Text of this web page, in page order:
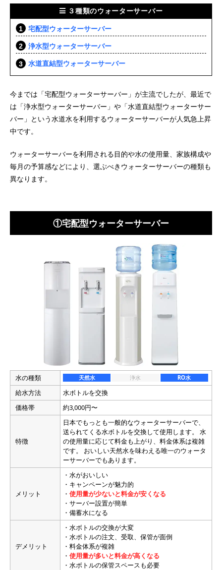
３種類のウォーターサーバー
宅配型ウォーターサーバー
浄水型ウォーターサーバー
水道直結型ウォーターサーバー
今までは「宅配型ウォーターサーバー」が主流でしたが、最近で
は「浄水型ウォーターサーバー」や「水道直結型ウォーターサー
バー」という水道水を利用するウォーターサーバーが人気急上昇
中です。
ウォーターサーバーを利用される目的や水の使用量、家族構成や
毎月の予算感などにより、選ぶべきウォーターサーバーの種類も
異なります。
①宅配型ウォーターサーバー
水の種類 天然水 浄水 RO水
給水方法
水ボトルを交換
価格帯
約3,000円〜
特徴
日本でもっとも一般的なウォーターサーバーで、
送られてくる水ボトルを交換して使用します。 水
の使用量に応じて料金も上がり、料金体系は複雑
です。 おいしい天然水を味わえる唯一のウォータ
ーサーバーでもあります。
メリット
・水がおいしい
・キャンペーンが魅力的
・ 使用量が少ないと料金が安くなる
・サーバー設置が簡単
・備蓄水になる
デメリット
・水ボトルの交換が大変
・水ボトルの注文、受取、保管が面倒
・料金体系が複雑
・ 使用量が多いと料金が高くなる
・水ボトルの保管スペースも必要